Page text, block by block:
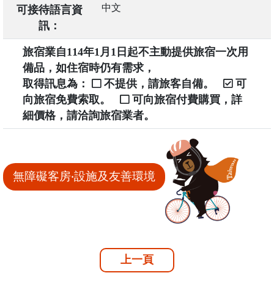
可接待語言資
訊：
中文
旅宿業自114年1月1日起不主動提供旅宿一次用
備品，如住宿時仍有需求，
取得訊息為：
不提供，請旅客自備。
可
向旅宿免費索取。
可向旅宿付費購買，詳
細價格，請洽詢旅宿業者。
無障礙客房‧設施及友善環境
上一頁